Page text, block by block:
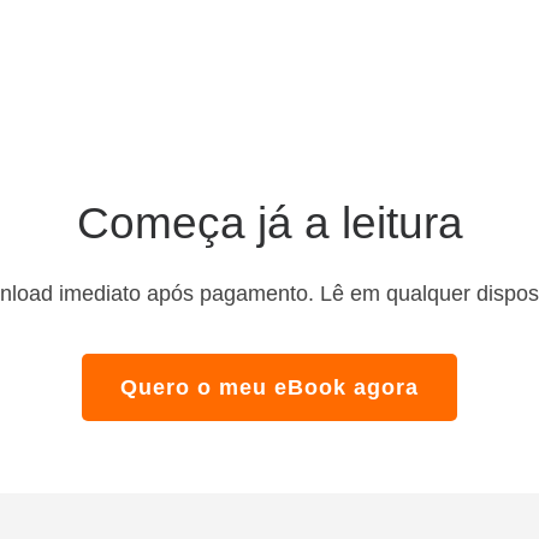
Começa já a leitura
imediato após pagamento. Lê em qualquer
Quero o meu eBook agora